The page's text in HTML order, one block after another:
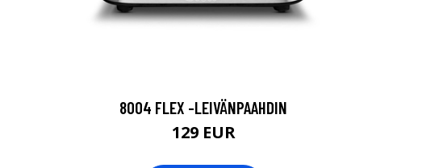
8004 FLEX -LEIVÄNPAAHDIN
129 EUR